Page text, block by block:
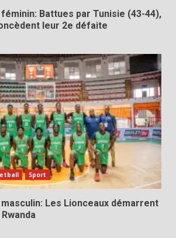
Battues par Tunisie (43-44),
leur 2e défaite
Sport
Les Lionceaux démarrent